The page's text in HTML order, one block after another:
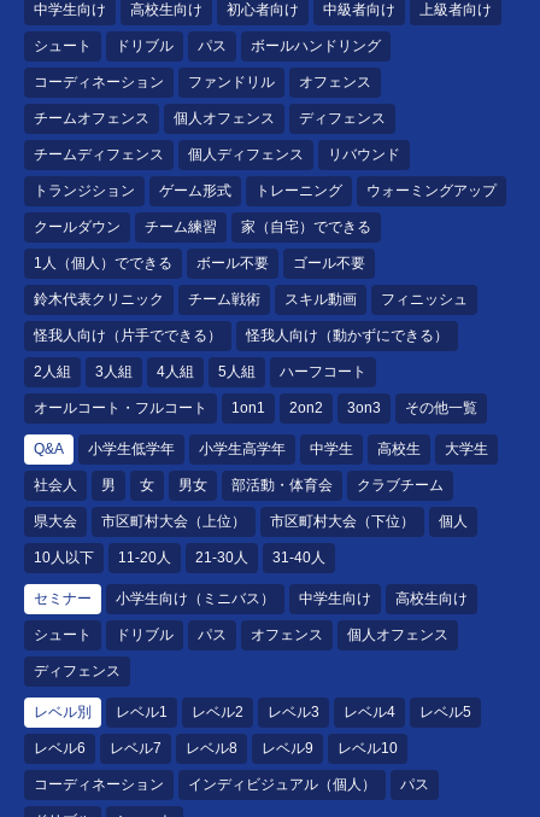
中学生向け 高校生向け 初心者向け 中級者向け 上級者向け
シュート ドリブル パス ボールハンドリング
コーディネーション ファンドリル オフェンス
チームオフェンス 個人オフェンス ディフェンス
チームディフェンス 個人ディフェンス リバウンド
トランジション ゲーム形式 トレーニング ウォーミングアップ
クールダウン チーム練習 家（自宅）でできる
1人（個人）でできる ボール不要 ゴール不要
鈴木代表クリニック チーム戦術 スキル動画 フィニッシュ
怪我人向け（片手でできる） 怪我人向け（動かずにできる）
2人組 3人組 4人組 5人組 ハーフコート
オールコート・フルコート 1on1 2on2 3on3 その他一覧
Q&A 小学生低学年 小学生高学年 中学生 高校生 大学生
社会人 男 女 男女 部活動・体育会 クラブチーム
県大会 市区町村大会（上位） 市区町村大会（下位） 個人
10人以下 11-20人 21-30人 31-40人
セミナー 小学生向け（ミニバス） 中学生向け 高校生向け
シュート ドリブル パス オフェンス 個人オフェンス
ディフェンス
レベル別 レベル1 レベル2 レベル3 レベル4 レベル5
レベル6 レベル7 レベル8 レベル9 レベル10
コーディネーション インディビジュアル（個人） パス